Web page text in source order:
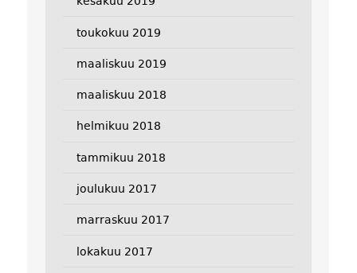
toukokuu 2019
maaliskuu 2019
maaliskuu 2018
helmikuu 2018
tammikuu 2018
joulukuu 2017
marraskuu 2017
lokakuu 2017